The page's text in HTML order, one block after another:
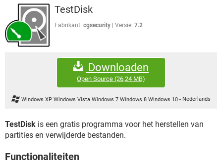
NETFLIX
GRATIS SNAPCHAT
TIKTOK
INSTAGRAM
NETFLIX
DOWNLOADS
VIDEOBELLEN GAMES
INSTAGRAM
CORONAVIRUS
SNAPCHAT
FORUM
WINDOWS 10
CORONAVIRUS
GRATIS SNAPCHAT
GAMES
GRATIS SNAPCHAT
TestDisk
Fabrikant: cgsecurity Versie: 7.2
Downloaden
Open Source (26,24 MB)
Windows XP Windows Vista Windows 7 Windows 8 Windows 10- Nederlands
TestDisk is een gratis programma voor het herstellen van
partities en verwijderde bestanden.
Functionaliteiten